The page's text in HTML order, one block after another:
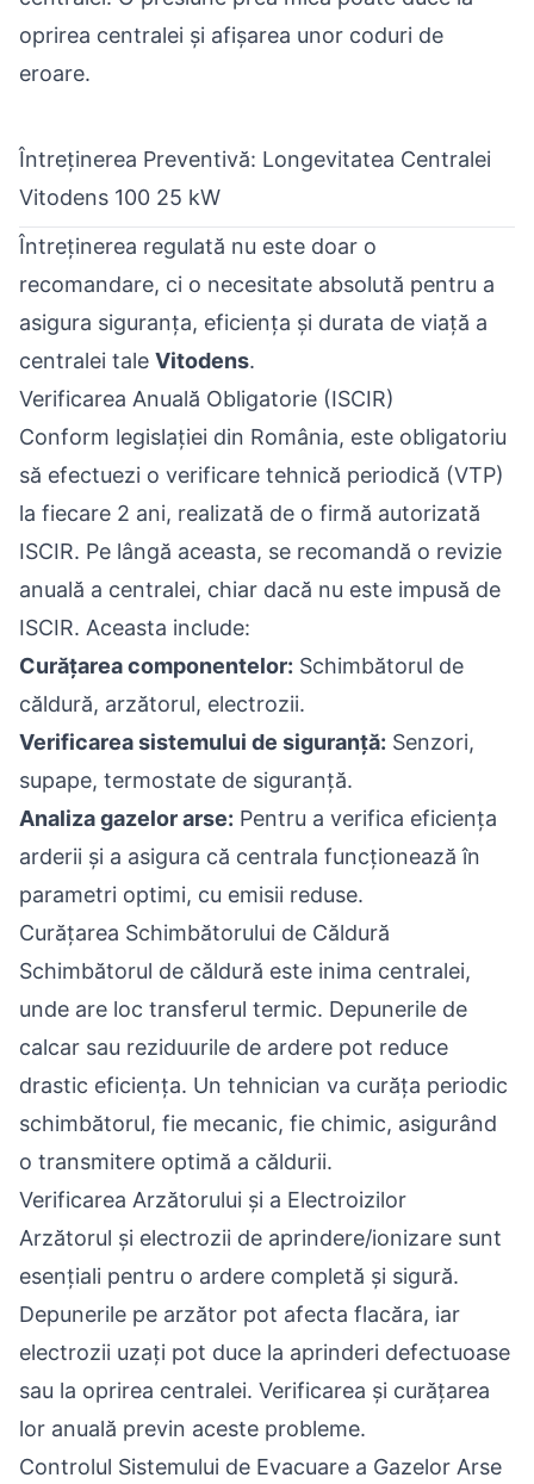
oprirea centralei și afișarea unor coduri de
eroare.
Întreținerea Preventivă: Longevitatea Centralei
Vitodens 100 25 kW
Întreținerea regulată nu este doar o
recomandare, ci o necesitate absolută pentru a
asigura siguranța, eficiența și durata de viață a
centralei tale Vitodens.
Verificarea Anuală Obligatorie (ISCIR)
Conform legislației din România, este obligatoriu
să efectuezi o verificare tehnică periodică (VTP)
la fiecare 2 ani, realizată de o firmă autorizată
ISCIR. Pe lângă aceasta, se recomandă o revizie
anuală a centralei, chiar dacă nu este impusă de
ISCIR. Aceasta include:
Curățarea componentelor: Schimbătorul de
căldură, arzătorul, electrozii.
Verificarea sistemului de siguranță: Senzori,
supape, termostate de siguranță.
Analiza gazelor arse: Pentru a verifica eficiența
arderii și a asigura că centrala funcționează în
parametri optimi, cu emisii reduse.
Curățarea Schimbătorului de Căldură
Schimbătorul de căldură este inima centralei,
unde are loc transferul termic. Depunerile de
calcar sau reziduurile de ardere pot reduce
drastic eficiența. Un tehnician va curăța periodic
schimbătorul, fie mecanic, fie chimic, asigurând
o transmitere optimă a căldurii.
Verificarea Arzătorului și a Electroizilor
Arzătorul și electrozii de aprindere/ionizare sunt
esențiali pentru o ardere completă și sigură.
Depunerile pe arzător pot afecta flacăra, iar
electrozii uzați pot duce la aprinderi defectuoase
sau la oprirea centralei. Verificarea și curățarea
lor anuală previn aceste probleme.
Controlul Sistemului de Evacuare a Gazelor Arse